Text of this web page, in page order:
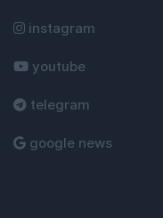
instagram
youtube
telegram
google news